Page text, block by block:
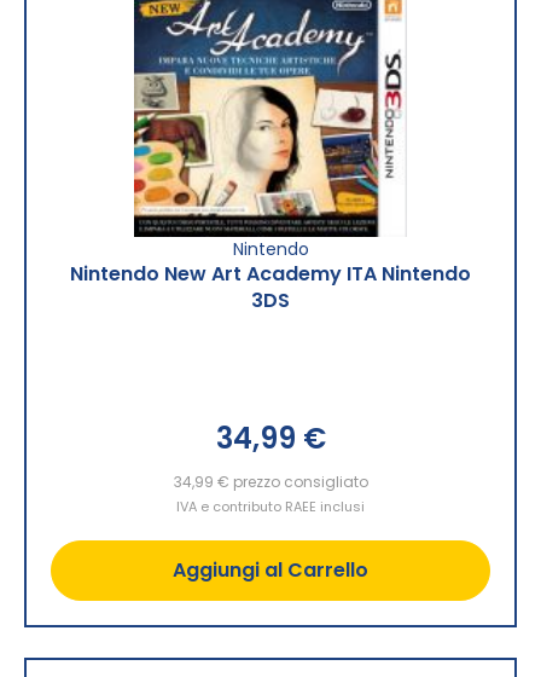
Nintendo
Nintendo New Art Academy ITA Nintendo
3DS
34,99 €
34,99 € prezzo consigliato
IVA e contributo RAEE inclusi
Aggiungi al Carrello